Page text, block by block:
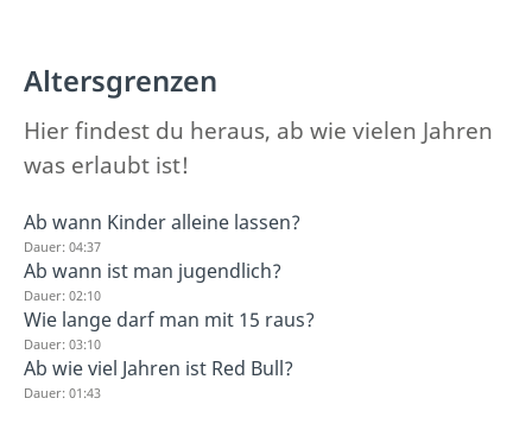
Altersgrenzen
Hier findest du heraus, ab wie vielen Jahren
was erlaubt ist!
Ab wann Kinder alleine lassen?
Dauer: 04:37
Ab wann ist man jugendlich?
Dauer: 02:10
Wie lange darf man mit 15 raus?
Dauer: 03:10
Ab wie viel Jahren ist Red Bull?
Dauer: 01:43